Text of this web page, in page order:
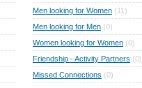
Men looking for Women (11)
Men looking for Men (0)
Women looking for Women (0)
Friendship - Activity Partners (0)
Missed Connections (0)